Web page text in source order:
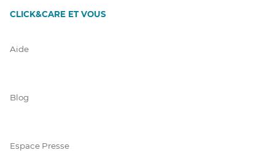
CLICK&CARE ET VOUS
Aide
Blog
Espace Presse